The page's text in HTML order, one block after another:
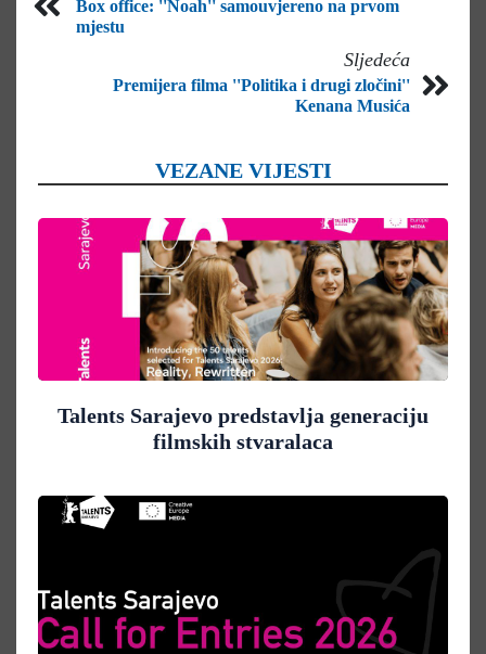
Box office: ''Noah'' samouvjereno na prvom
mjestu
Sljedeća
Premijera filma ''Politika i drugi zločini''
Kenana Musića
VEZANE VIJESTI
Talents Sarajevo predstavlja generaciju
filmskih stvaralaca